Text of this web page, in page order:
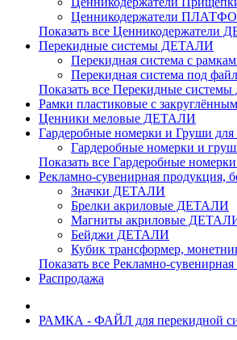
Ценникодержатели
Показать все Ценникодержатели
Перекидные системы ДЕТАЛИ
Перекидная система с
Перекидная система под
Показать все Перекидные
Рамки пластиковые c
Ценники меловые ДЕТАЛИ
Гардеробные номерки и Груши
Гардеробные номерки и
Показать все Гардеробные
Рекламно-сувенирная
Значки ДЕТАЛИ
Брелки акриловые ДЕТАЛИ
Магниты акриловые
Бейджи ДЕТАЛИ
Кубик трансформер,
Показать все Рекламно-
Распродажа
РАМКА - ФАЙЛ для перекидной